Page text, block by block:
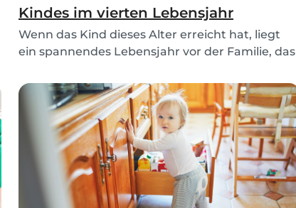
Kindes im vierten Lebensjahr
Wenn das Kind dieses Alter erreicht hat, liegt
ein spannendes Lebensjahr vor der Familie, das